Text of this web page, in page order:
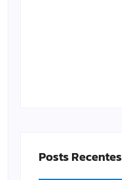
Posts Recentes